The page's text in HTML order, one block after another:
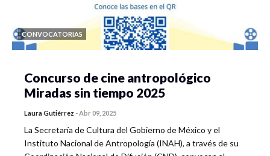
CONVOCATORIAS
Concurso de cine antropológico
Miradas sin tiempo 2025
Laura Gutiérrez -Abr 09, 2025
La Secretaría de Cultura del Gobierno de México y el
Instituto Nacional de Antropología (INAH), a través de su